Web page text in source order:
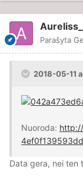
Parašyta
2018-05-11
Nuoroda:
Data gera, nei ten